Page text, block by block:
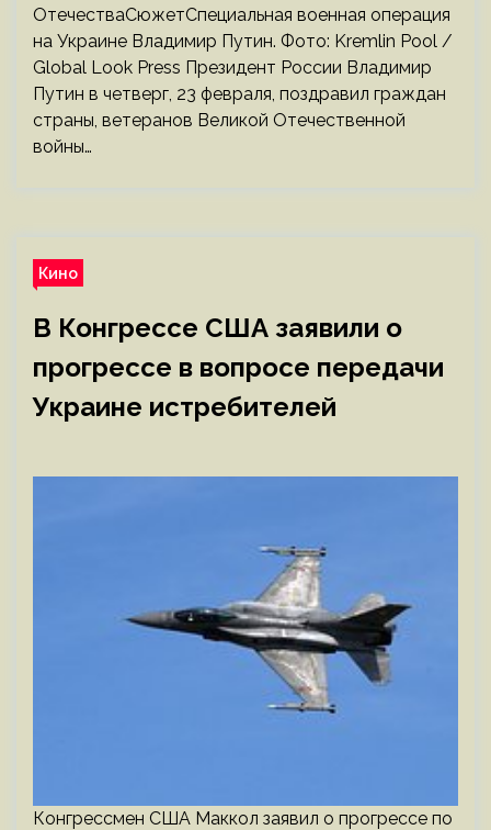
ОтечестваСюжетСпециальная военная операция
на Украине Владимир Путин. Фото: Kremlin Pool /
Global Look Press Президент России Владимир
Путин в четверг, 23 февраля, поздравил граждан
страны, ветеранов Великой Отечественной
войны…
Кино
В Конгрессе США заявили о
прогрессе в вопросе передачи
Украине истребителей
Конгрессмен США Маккол заявил о прогрессе по